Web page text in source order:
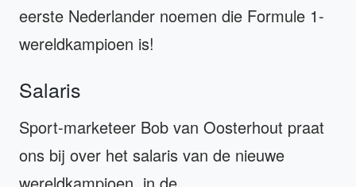
eerste Nederlander noemen die Formule 1-
wereldkampioen is!
Salaris
Sport-marketeer Bob van Oosterhout praat
ons bij over het salaris van de nieuwe
wereldkampioen, in de